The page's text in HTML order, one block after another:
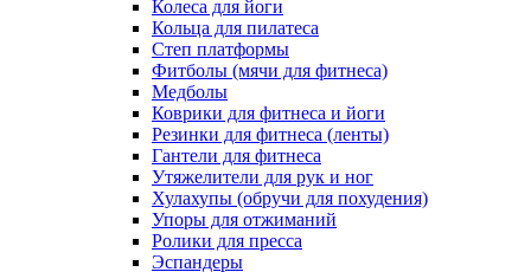
Колеса для йоги
Кольца для пилатеса
Степ платформы
Фитболы (мячи для фитнеса)
Медболы
Коврики для фитнеса и йоги
Резинки для фитнеса (ленты)
Гантели для фитнеса
Утяжелители для рук и ног
Хулахупы (обручи для похудения)
Упоры для отжиманий
Ролики для пресса
Эспандеры